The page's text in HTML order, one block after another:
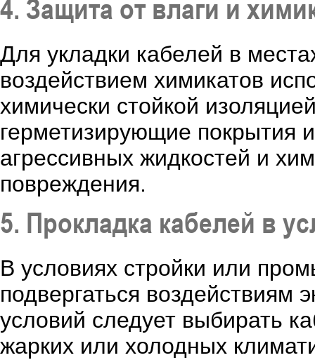
4. Защита от влаги и
Для укладки кабелей в
воздействием химикатов
химически стойкой
герметизирующие покрытия
агрессивных жидкостей и
повреждения.
5. Прокладка кабелей в
В условиях стройки или
подвергаться воздействиям
условий следует выбирать
жарких или холодных